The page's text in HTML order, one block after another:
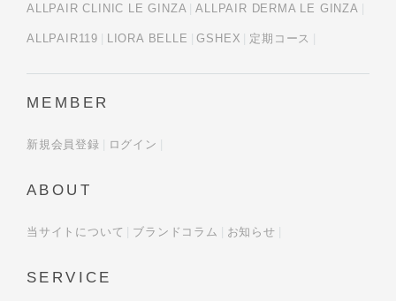
ALLPAIR CLINIC LE GINZA ALLPAIR DERMA LE GINZA
ALLPAIR119 LIORA BELLE GSHEX 定期コース
MEMBER
新規会員登録 ログイン
ABOUT
当サイトについて ブランドコラム お知らせ
SERVICE